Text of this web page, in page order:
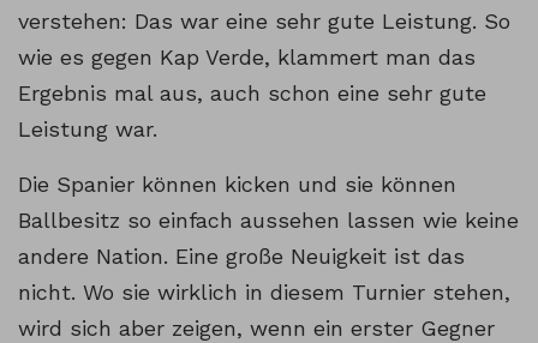
verstehen: Das war eine sehr gute Leistung. So
wie es gegen Kap Verde, klammert man das
Ergebnis mal aus, auch schon eine sehr gute
Leistung war.
Die Spanier können kicken und sie können
Ballbesitz so einfach aussehen lassen wie keine
andere Nation. Eine große Neuigkeit ist das
nicht. Wo sie wirklich in diesem Turnier stehen,
wird sich aber zeigen, wenn ein erster Gegner